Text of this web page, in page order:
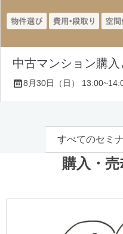
中古マンション購
8月30日（日）
すべてのセミ
購入・